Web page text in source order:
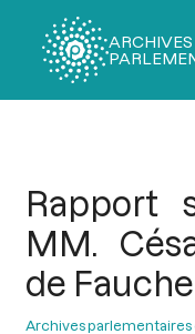
ARCHIVES
Rapport
MM.
de
Archives parlementaires